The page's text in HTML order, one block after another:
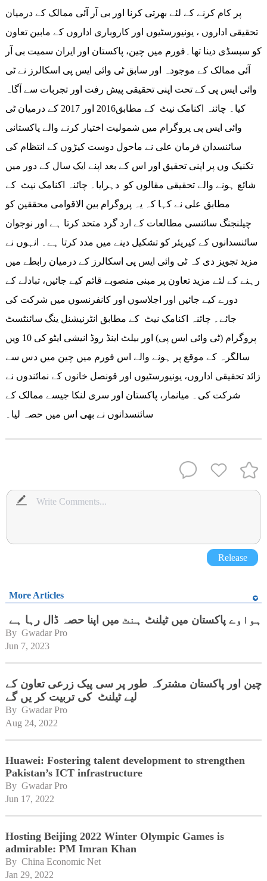
پر کام کرنے کے لئے بھرتی کرنا اور بی آر آئی ممالک کے درمیان
تحقیقی اداروں ، یونیورسٹیوں اور کاروباری اداروں کے مابین تعاون
کو سبسڈی دینا تھا۔فورم میں چین، پاکستان اور ایران سمیت بی آر
آئی ممالک کے موجودہ اور سابق ٹی وائی ایس پی اسکالرز نے ٹی
وائی ایس پی کے تحت اپنی تحقیقی پیش رفت اور تجربات سے آگاہ
کیا۔ چائنہ اکنامک نیٹ کے مطابق2016 اور 2017 کے درمیان ٹی
وائی ایس پی پروگرام میں شمولیت اختیار کرنے والے پاکستانی
سائنسدان فرمان علی نے ماحول دوست کیڑوں کے انتظام کی
تکنیک وں پر اپنی تحقیق اور اس کے بعد اپنے ایک سال کے دور میں
شائع ہونے والے تحقیقی مقالوں کو دہرایا۔ چائنہ اکنامک نیٹ کے
مطابق علی نے کہا کہ یہ پروگرام بین الاقوامی محققین کو
چیلنجنگ سائنسی مطالعات کے ارد گرد متحد کرتا ہے اور نوجوان
سائنسدانوں کے کیریئر کو تشکیل دینے میں مدد کرتا ہے۔ انہوں نے
مزید تجویز دی کہ ٹی وائی ایس پی اسکالرز کے درمیان رابطے میں
رہنے کے لئے مزید تعاون پر مبنی منصوبے قائم کیے جائیں، تبادلے کے
دورے کیے جائیں اور اجلاسوں اور کانفرنسوں میں شرکت کی
جائے۔ چائنہ اکنامک نیٹ کے مطابق انٹرنیشنل ینگ سائنٹسٹ
پروگرام (ٹی وائی ایس پی) اور بیلٹ اینڈ روڈ انیشی ایٹو کی 10 ویں
سالگرہ کے موقع پر ہونے والے اس فورم میں چین میں دس سے
زائد تحقیقی اداروں، یونیورسٹیوں اور قونصل خانوں کے نمائندوں نے
شرکت کی۔ میانمار، پاکستان اور سری لنکا جیسے ممالک کے
سائنسدانوں نے بھی اس میں حصہ لیا۔
Release
More Articles
ہواوے پاکستان میں ٹیلنٹ ہنٹ میں اپنا حصہ ڈال رہا ہے
By Gwadar Pro
Jun 7, 2023
چین اور پاکستان مشترکہ طور پر سی پیک زرعی تعاون کے
لیے ٹیلنٹ کی تربیت کر یں گے
By Gwadar Pro
Aug 24, 2022
Huawei: Fostering talent development to strengthen
Pakistan’s ICT infrastructure
By Gwadar Pro
Jun 17, 2022
Hosting Beijing 2022 Winter Olympic Games is
admirable: PM Imran Khan
By China Economic Net
Jan 29, 2022